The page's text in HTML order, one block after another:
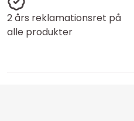
2 års reklamationsret på
alle produkter